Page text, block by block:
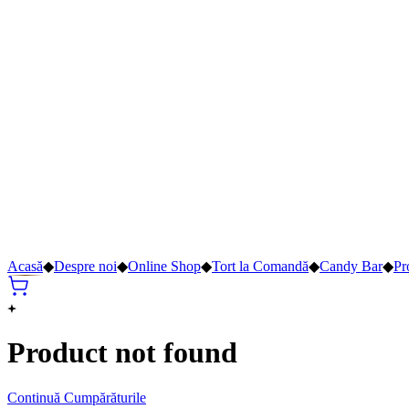
Acasă◆Despre noi◆Online Shop◆Tort la Comandă◆Candy Bar◆
Product not found
Continuă Cumpărăturile